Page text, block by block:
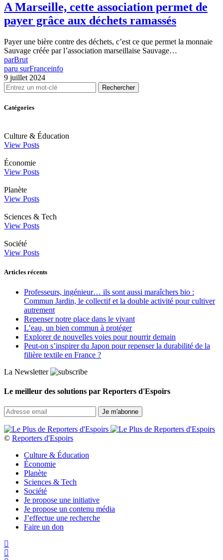
A Marseille, cette association permet de
payer grâce aux déchets ramassés
Payer une bière contre des déchets, c’est ce que permet la monnaie
Sauvage créée par l’association marseillaise Sauvage…
parBrut
paru surFranceinfo
9 juillet 2024
Rechercher
Catégories
Culture & Éducation
View Posts
Économie
View Posts
Planète
View Posts
Sciences & Tech
View Posts
Société
View Posts
Articles récents
Professeurs, ingénieur… ils sont aussi maraîchers bio :
Commun Jardin, le collectif et la double activité pour cultiver
autrement
Repenser notre place dans le vivant
L’eau, un bien commun à protéger
Explorer de nouvelles voies pour nourrir demain
Peut‑on s’inspirer du Japon pour repenser la durabilité de la
filière textile en France ?
La Newsletter
Le meilleur des solutions par Reporters d'Espoirs
© Reporters d'Espoirs
Culture & Éducation
Économie
Planète
Sciences & Tech
Société
Je propose une initiative
Je propose un contenu média
J’effectue une recherche
Faire un don